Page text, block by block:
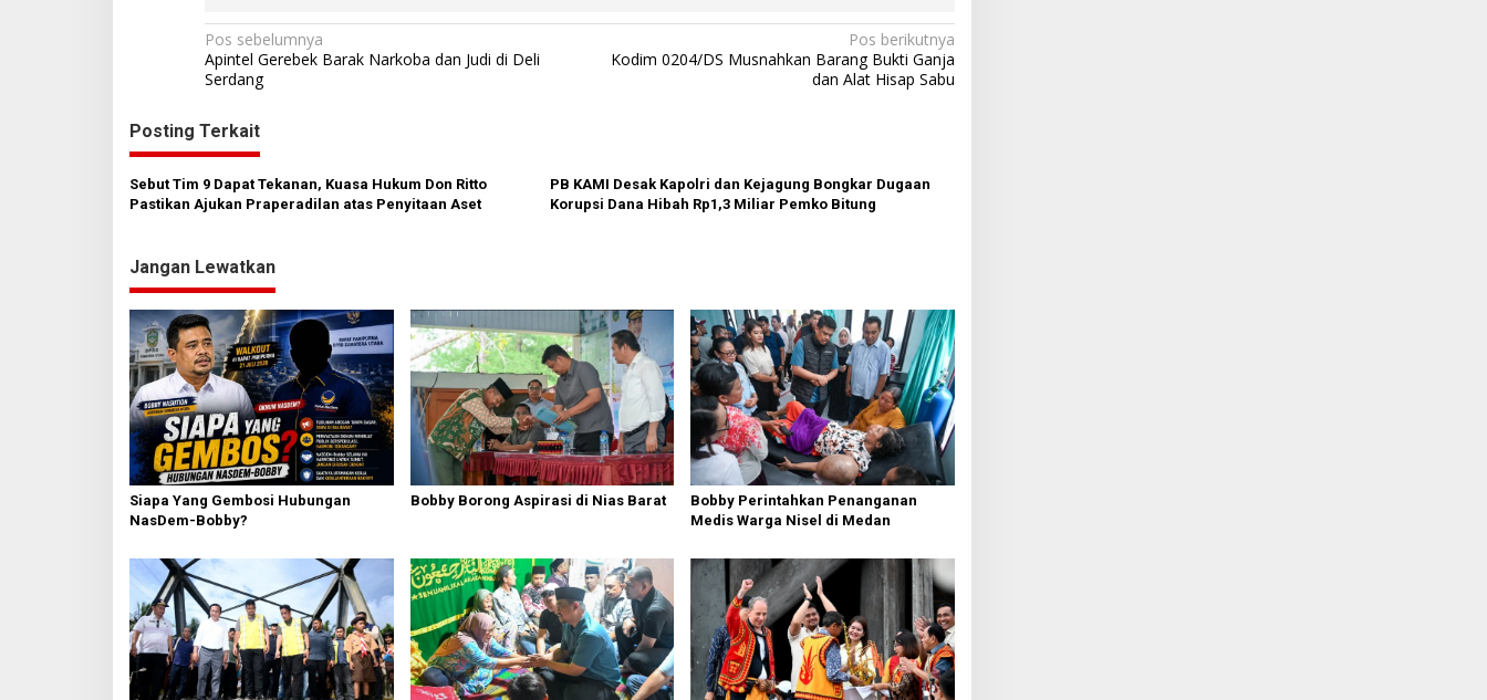
N
a
i
a
i
p
o
s
Pos sebelumnya
Apintel Gerebek Barak Narkoba dan Judi di Deli
Serdang
Pos berikutnya
Kodim 0204/DS Musnahkan Barang Bukti Ganja
dan Alat Hisap Sabu
Posting Terkait
Sebut Tim 9 Dapat Tekanan, Kuasa Hukum Don Ritto
Pastikan Ajukan Praperadilan atas Penyitaan Aset
PB KAMI Desak Kapolri dan Kejagung Bongkar Dugaan
Korupsi Dana Hibah Rp1,3 Miliar Pemko Bitung
Jangan Lewatkan
Siapa Yang Gembosi Hubungan
NasDem-Bobby?
Bobby Borong Aspirasi di Nias Barat
Bobby Perintahkan Penanganan
Medis Warga Nisel di Medan